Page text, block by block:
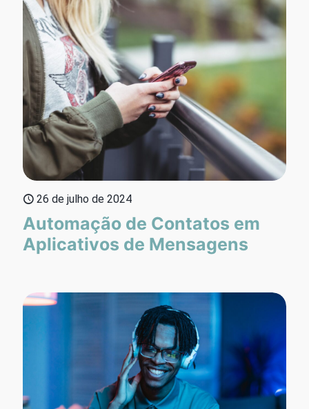
26 de julho de 2024
Automação de Contatos em
Aplicativos de Mensagens